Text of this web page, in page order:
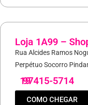
Loja 1A99 –
Rua Alcides Ramos
Perpétuo Socorro
19
97415-5714
COMO CHEGAR